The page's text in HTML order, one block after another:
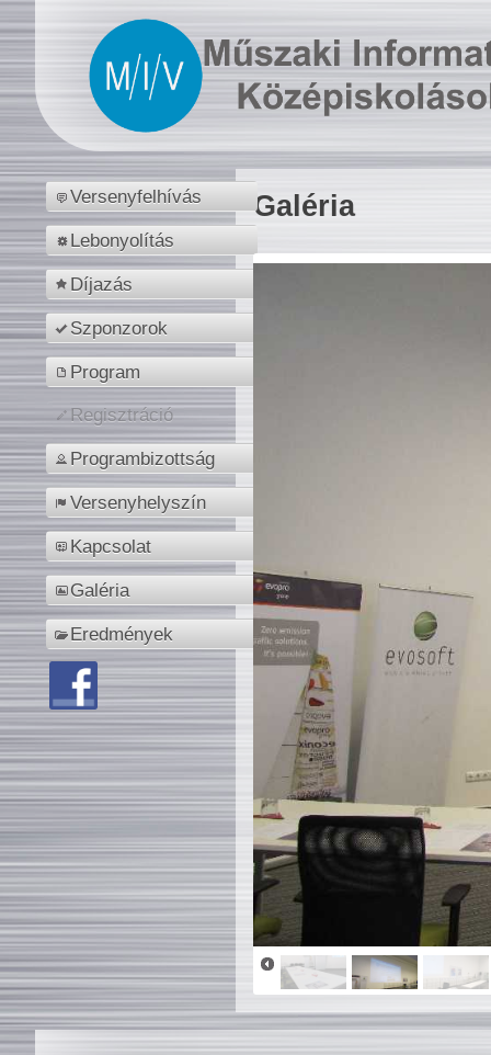
Versenyfelhívás
Lebonyolítás
Díjazás
Szponzorok
Program
Regisztráció
Programbizottság
Versenyhelyszín
Kapcsolat
Galéria
Eredmények
Galéria